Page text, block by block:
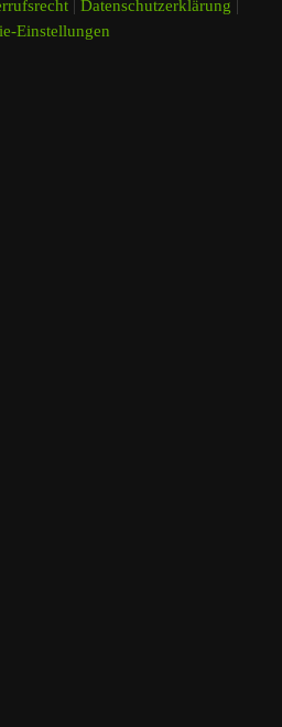
| Datenschutzerklärung |
Einstellungen